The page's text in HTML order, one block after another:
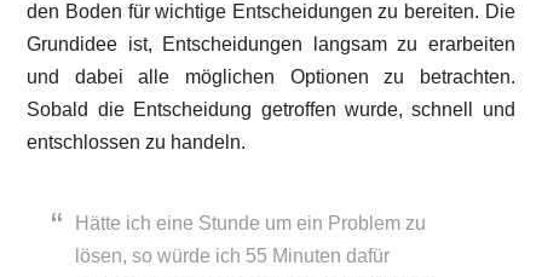
den Boden für wichtige Entscheidungen zu bereiten. Die
Grundidee ist, Entscheidungen langsam zu erarbeiten
und dabei alle möglichen Optionen zu betrachten.
Sobald die Entscheidung getroffen wurde, schnell und
entschlossen zu handeln.
Hätte ich eine Stunde um ein Problem zu
lösen, so würde ich 55 Minuten dafür